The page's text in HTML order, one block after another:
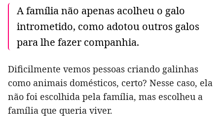
A família não apenas acolheu o galo
intrometido, como adotou outros galos
para lhe fazer companhia.
Dificilmente vemos pessoas criando galinhas
como animais domésticos, certo? Nesse caso, ela
não foi escolhida pela família, mas escolheu a
família que queria viver.